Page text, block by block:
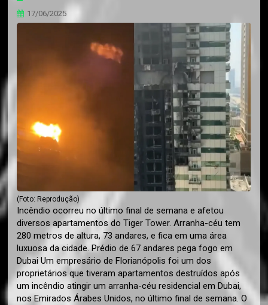
17/06/2025
(Foto: Reprodução)
Incêndio ocorreu no último final de semana e afetou
diversos apartamentos do Tiger Tower. Arranha-céu tem
280 metros de altura, 73 andares, e fica em uma área
luxuosa da cidade. Prédio de 67 andares pega fogo em
Dubai Um empresário de Florianópolis foi um dos
proprietários que tiveram apartamentos destruídos após
um incêndio atingir um arranha-céu residencial em Dubai,
nos Emirados Árabes Unidos, no último final de semana. O